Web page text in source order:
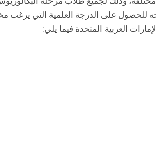
للحصول على الدرجة العلمية التي يرغب
العربية المتحدة فيما يلي: